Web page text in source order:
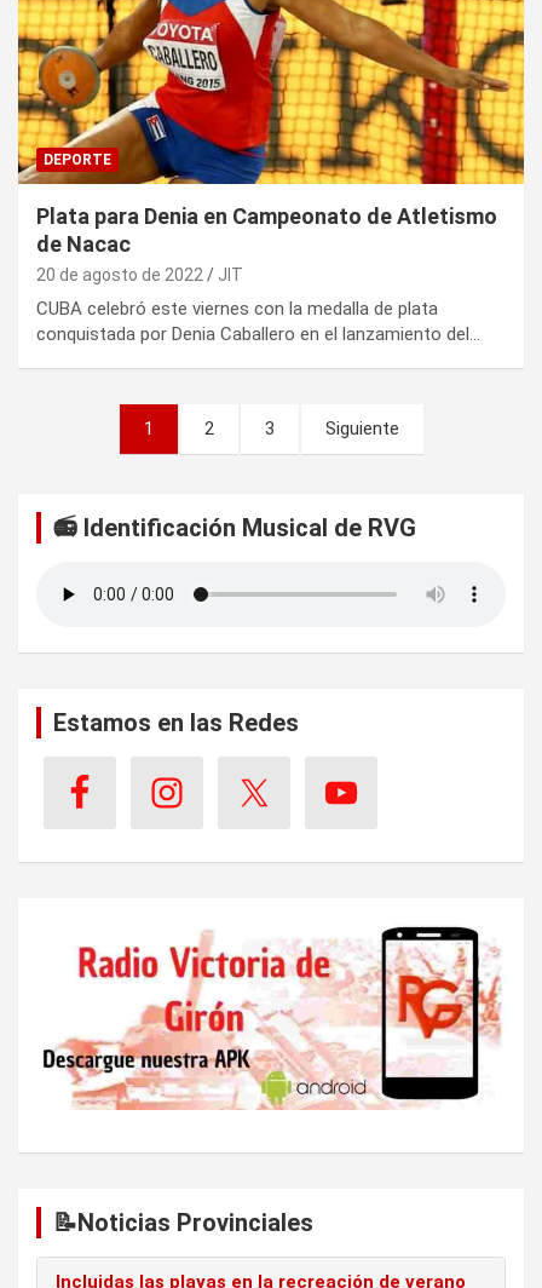
DEPORTE
Plata para Denia en Campeonato de Atletismo
de Nacac
20 de agosto de 2022 JIT
CUBA celebró este viernes con la medalla de plata
conquistada por Denia Caballero en el lanzamiento del…
c
s
1 2 3 Siguiente
📻 Identificación Musical de RVG
Estamos en las Redes
📝Noticias Provinciales
Incluidas las playas en la recreación de verano